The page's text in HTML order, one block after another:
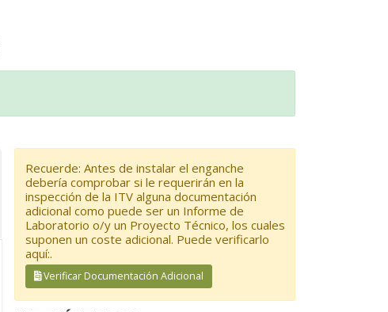
Recuerde: Antes de instalar el enganche
debería comprobar si le requerirán en la
inspección de la ITV alguna documentación
adicional como puede ser un Informe de
Laboratorio o/y un Proyecto Técnico, los cuales
suponen un coste adicional. Puede verificarlo
aquí:.
Verificar Documentación Adicional